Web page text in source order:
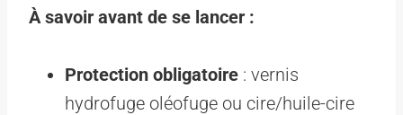
À savoir avant de se lancer :
Protection obligatoire : vernis
hydrofuge oléofuge ou cire/huile-cire